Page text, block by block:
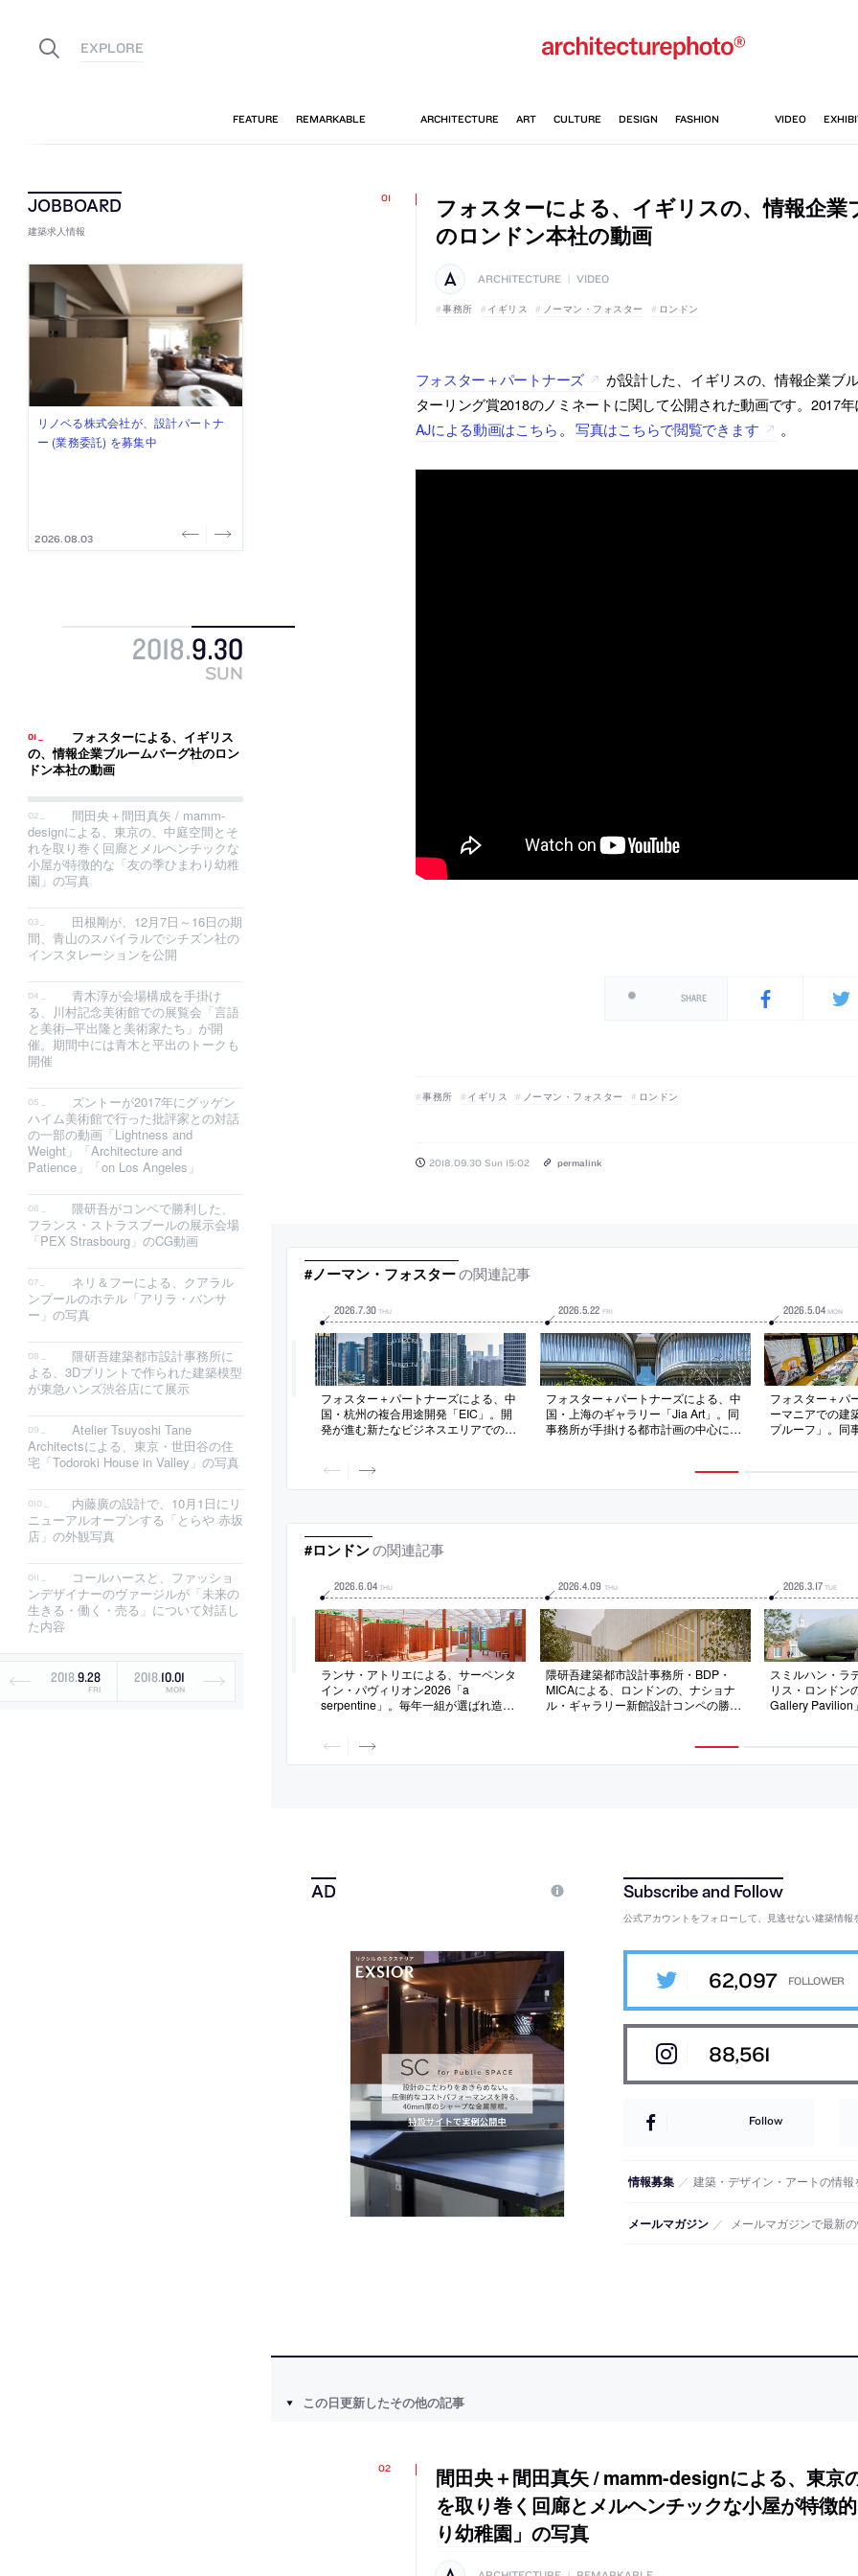
建築求人情報
古民家を軸に全国で“価値循環の仕組
み”を作り、リモートワーク主体の働
2026.08.03
リノベる株式会社が、設計パートナ
ー (業務委託) を募集中
2026.08.03
社会への影響力のある建築を手掛
け、スタッフ同士で助け合う環境づ
2026.07.31
代官山を拠点に活動する「梅澤竜也 /
ALA INC.」が、設計スタッフ・アル
2026.07.30
住宅や共同住宅などを手掛け、“合理
的でシンプルなデザイン”を志向する
2026.07.29
2018.9.30
SUN
フォスターによる、イギリス
の、情報企業ブルームバーグ社のロン
ドン本社の動画
間田央＋間田真矢 / mamm-
designによる、東京の、中庭空間とそ
れを取り巻く回廊とメルヘンチックな
小屋が特徴的な「友の季ひまわり幼稚
園」の写真
田根剛が、12月7日～16日の期
間、青山のスパイラルでシチズン社の
インスタレーションを公開
青木淳が会場構成を手掛け
る、川村記念美術館での展覧会「言語
と美術─平出隆と美術家たち」が開
催。期間中には青木と平出のトークも
開催
ズントーが2017年にグッゲン
ハイム美術館で行った批評家との対話
の一部の動画「Lightness and
Weight」「Architecture and
Patience」「on Los Angeles」
隈研吾がコンペで勝利した、
フランス・ストラスブールの展示会場
「PEX Strasbourg」のCG動画
ネリ＆フーによる、クアラル
ンプールのホテル「アリラ・バンサ
ー」の写真
隈研吾建築都市設計事務所に
よる、3Dプリントで作られた建築模型
が東急ハンズ渋谷店にて展示
Atelier Tsuyoshi Tane
Architectsによる、東京・世田谷の住
宅「Todoroki House in Valley」の写真
内藤廣の設計で、10月1日にリ
ニューアルオープンする「とらや 赤坂
店」の外観写真
コールハースと、ファッショ
ンデザイナーのヴァージルが「未来の
生きる・働く・売る」について対話し
た内容
2018.9.28
FRI
2018.10.01
MON
フォスターによる、イギリスの、情報企業
のロンドン本社の動画
ARCHITECTURE VIDEO
事務所 イギリス ノーマン・フォスター ロンドン
フォスター＋パートナーズ
が設計した、イギリスの、情報企業ブ
ターリング賞2018のノミネートに関して公開された動画です。2017年
AJによる動画はこちら 。 写真はこちらで閲覧できます 。
SHARE
事務所 イギリス ノーマン・フォスター ロンドン
2018.09.30 Sun 15:02 permalink
#ノーマン・フォスターの関連記事
2026.7.30 THU
フォスター＋パートナーズによる、中
国・杭州の複合用途開発「EIC」。開
発が進む新たなビジネスエリアでの計
包する基壇部で構成された建築。中央
の緑化された公共広場で交流の為
2026.5.22 FRI
フォスター＋パートナーズによる、中
国・上海のギャラリー「Jia Art」。同
事務所が手掛ける都市計画の中心に位
びら”を模した形態の建築を考案。光
を反射するガラスリブで“動きと表情
2026.5.04 MON
フォスター＋パ
ーマニアでの建
プルーフ」。同
に、“フューチャ
チャー・プレイ
#ロンドンの関連記事
2026.6.04 THU
ランサ・アトリエによる、サーペンタ
イン・パヴィリオン2026「a
serpentine」。毎年一組が選ばれ造ら
き、周辺の建物や伝統的な蛇行する壁
から着想した煉瓦壁を用いた建築を考
2026.4.09 THU
隈研吾建築都市設計事務所・BDP・
MICAによる、ロンドンの、ナショナ
ル・ギャラリー新館設計コンペの勝利
の間にある敷地において、両者を結び
つける新たな屋外空間を備えた建築を
2026.3.17 TUE
スミルハン・ラ
リス・ロンドン
Gallery Pavilion
均衡”の中にあり
み取り方”を提
公式アカウントをフォローして、見逃せない建築情報
62,097
88,561
Follow
情報募集 ／ 建築・デザイン・アートの情報
メールマガジン ／ メールマガジンで最新
この日更新したその他の記事
間田央＋間田真矢 / mamm-designによる、東京
を取り巻く回廊とメルヘンチックな小屋が特徴
り幼稚園」の写真